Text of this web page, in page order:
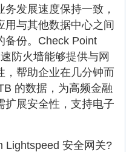
发展速度保持一致，
用与其他数据中心之间
备份。Check Point
防火墙能够提供与网
，帮助企业在几分钟而
的数据，为高频金融
扩展安全性，支持电子
安全网关?